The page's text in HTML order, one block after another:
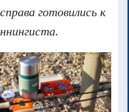
готовились к